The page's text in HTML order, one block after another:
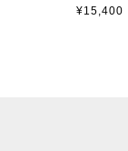
¥15,400